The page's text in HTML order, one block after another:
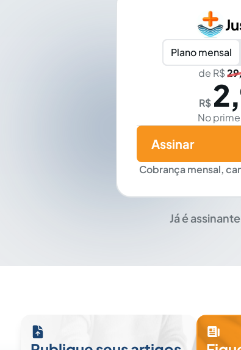
Plano mensal
de R$
R$
No
Cobrança mensal,
Assinar
Já é